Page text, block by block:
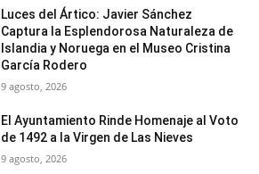
Luces del Ártico: Javier Sánchez
Captura la Esplendorosa Naturaleza de
Islandia y Noruega en el Museo Cristina
García Rodero
9 agosto, 2026
El Ayuntamiento Rinde Homenaje al Voto
de 1492 a la Virgen de Las Nieves
9 agosto, 2026